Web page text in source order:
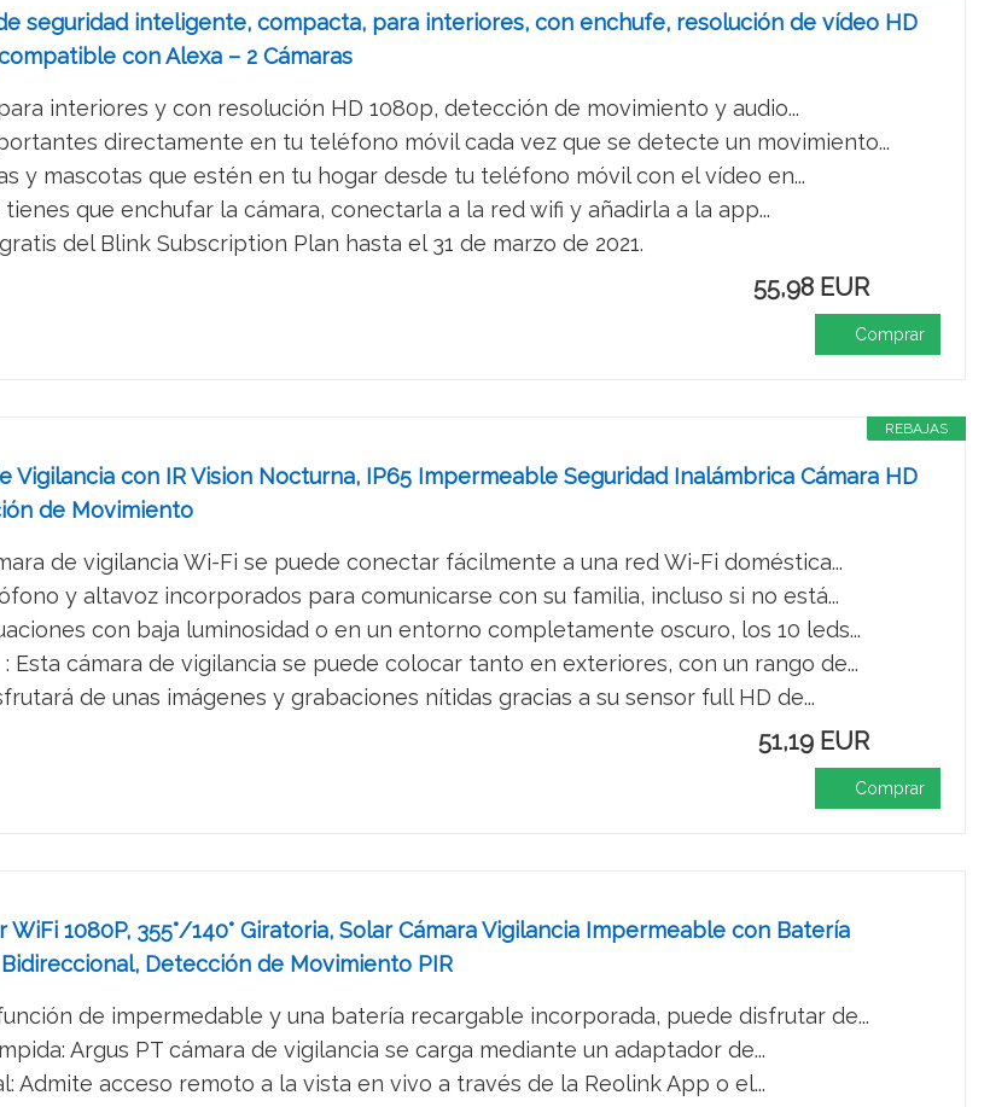
seguridad inteligente, compacta, para interiores, con enchufe, resolución de vídeo HD
con Alexa – 2 Cámaras
interiores y con resolución HD 1080p, detección de movimiento y audio...
directamente en tu teléfono móvil cada vez que se detecte un movimiento...
y mascotas que estén en tu hogar desde tu teléfono móvil con el vídeo en...
que enchufar la cámara, conectarla a la red wifi y añadirla a la app...
del Blink Subscription Plan hasta el 31 de marzo de 2021.
55,98 EUR
Comprar
REBAJAS
Vigilancia con IR Vision Nocturna, IP65 Impermeable Seguridad Inalámbrica Cámara HD
de Movimiento
de vigilancia Wi-Fi se puede conectar fácilmente a una red Wi-Fi doméstica...
y altavoz incorporados para comunicarse con su familia, incluso si no está...
con baja luminosidad o en un entorno completamente oscuro, los 10 leds...
: Esta cámara de vigilancia se puede colocar tanto en exteriores, con un rango de...
de unas imágenes y grabaciones nítidas gracias a su sensor full HD de...
51,19 EUR
Comprar
WiFi 1080P, 355°/140° Giratoria, Solar Cámara Vigilancia Impermeable con Batería
Detección de Movimiento PIR
de impermedable y una batería recargable incorporada, puede disfrutar de...
Argus PT cámara de vigilancia se carga mediante un adaptador de...
Admite acceso remoto a la vista en vivo a través de la Reolink App o el...